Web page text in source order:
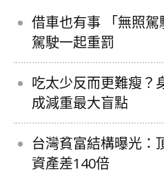
借車也有事 「無照駕
駕駛一起重罰
吃太少反而更難瘦？
成減重最大盲點
台灣貧富結構曝光：
資產差140倍